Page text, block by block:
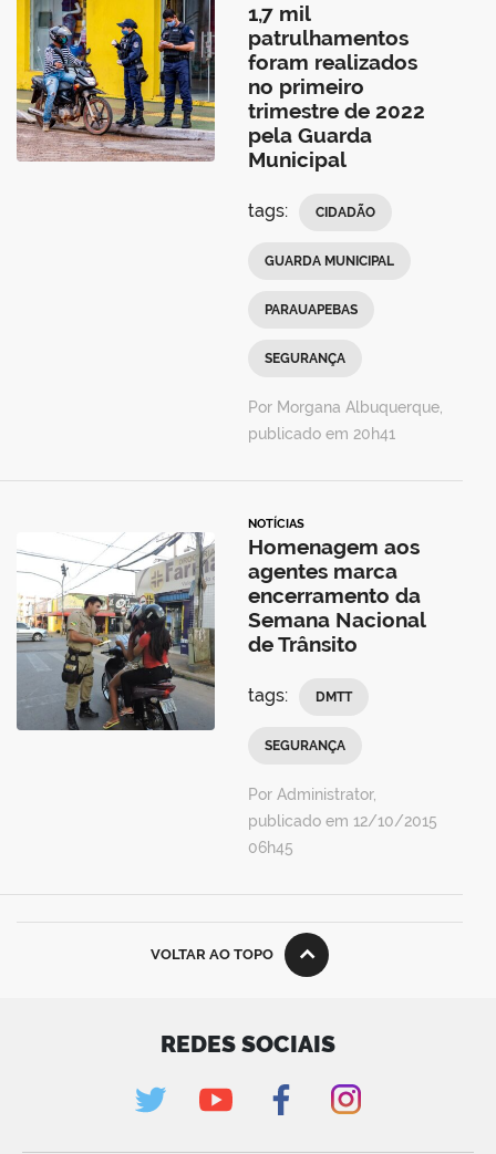
1,7 mil
patrulhamentos
foram realizados
no primeiro
trimestre de 2022
pela Guarda
Municipal
tags: CIDADÃO
GUARDA MUNICIPAL
PARAUAPEBAS
SEGURANÇA
Por Morgana Albuquerque,
publicado em 20h41
NOTÍCIAS
Homenagem aos
agentes marca
encerramento da
Semana Nacional
de Trânsito
tags: DMTT
SEGURANÇA
Por Administrator,
publicado em 12/10/2015
06h45
VOLTAR AO TOPO
REDES SOCIAIS